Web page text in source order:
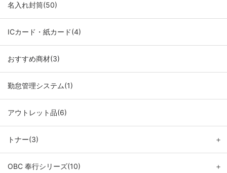
名入れ封筒(50)
ICカード・紙カード(4)
おすすめ商材(3)
勤怠管理システム(1)
アウトレット品(6)
トナー(3) ＋
OBC 奉行シリーズ(10) ＋